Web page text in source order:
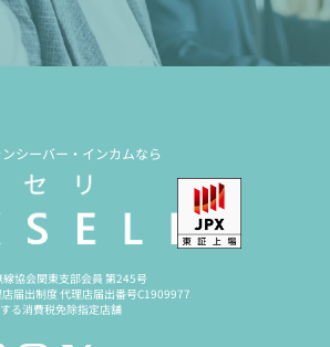
シーバー・インカムなら
協会関東支部会員 第245号
届出制度 代理店届出番号C1909977
る消費税免除指定店舗